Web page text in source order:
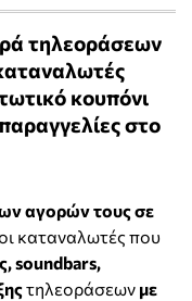
τηλεοράσεων
κουπόνι
στο
αγορών τους σε
καταναλωτές που
soundbars,
τηλεοράσεων με